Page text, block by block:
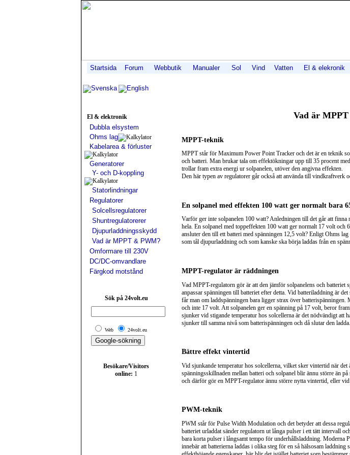
Startsida Forum Webbutik Manualer Sol Vind Vatten El & elekronik
Svenska English
El & elektronik
Dubbla elsystem
Ohms lag
Kabelarea & förluster
Generatorer
Y- och D-koppling
Statorlindningar
Regulatorer
Solcellsregulatorer
Shuntregulatorerer
Djupurladdningsskydd
Vad är MPPT & PWM?
Omformare till 230V
DC/DC-omvandlare
Färgkod motstånd
Sök på 24volt.eu
Web 24volt.eu
Besökare/Visitors
online: 1
Vad är
MPPT-teknik
MPPT står för Maximum Power Point Tracker och det är en teknik
och batteri. Man brukar tala om effektökningar upp till 35 procent
trollar fram extra energi ur solpanelen, utöver den angivna effekten.
Den här typen av regulatorer går också att använda till vindkraftverk
En solpanel med effekten 100 watt ger normalt bara
Varför ger inte solpanelen 100 watt? Anledningen till det går att
hela. En solpanel med toppeffekten 100 watt ger normalt 17 volt och
ansluter den till ett batteri med spänningen 12,5 volt? Enligt Ohms
som tål djupurladdning och som kanske ska börja laddas från en
MPPT-regulator är räddningen
Vad MPPT-regulatorn gör är att den jämför solpanelens och
anpassar spänningen till batteriet efter detta. Vid batteriladdning är
får man om laddspänningen bara ligger strax över
och inte 17 volt. Att solpanelen ger en spänning på 17 volt, beror
sjunker vid stigande temperatur hos solcellerna är det nödvändigt att
sjunker till samma nivå som batterispänningen och då slutar den ladda.
Bättre effekt vintertid
Vid sjunkande temperatur hos solcellerna, vilket sker vintertid när
spänningsskillnaden mellan batteri och solpanel blir ännu större än
och därför gör en MPPT-regulator ännu större nytta vintertid, eller
PWM-teknik
PWM står för Pulse Width Modulation och det betyder att dessa
batteriet urladdat sänder regulatorn ut långa pulser i ett tätt intervall
bara korta pulser i långsamt tempo för underhållsladdning.
innebär att batterierna laddas i olika steg för en så hälsosam